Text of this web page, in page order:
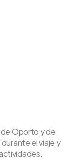
Oporto y de
el viaje y